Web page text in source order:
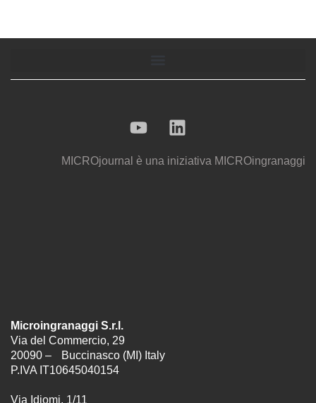
MICROjournal è una iniziativa MICROingranaggi
Microingranaggi S.r.l.
Via del Commercio, 29
20090 – Buccinasco (MI) Italy
P.IVA IT10645040154
Via Idiomi, 1/11